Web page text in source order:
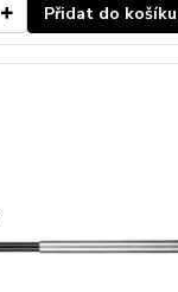
Přidat do košíku